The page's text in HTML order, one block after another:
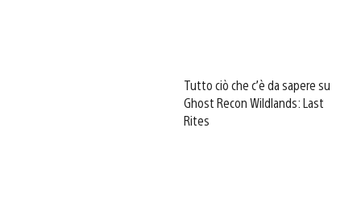
Tutto ciò che c’è da sapere su
Ghost Recon Wildlands: Last
Rites